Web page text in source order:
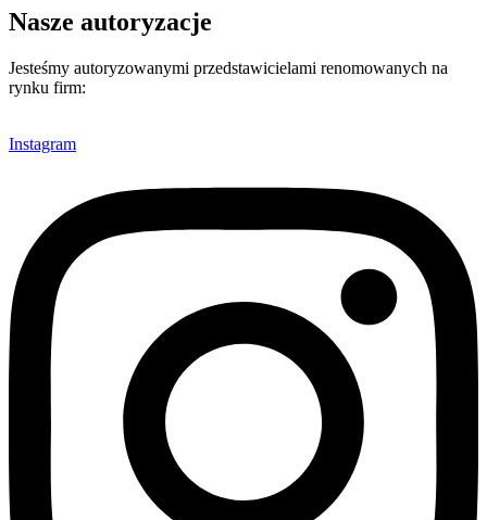
Nasze autoryzacje
Jesteśmy autoryzowanymi przedstawicielami renomowanych na
rynku firm:
Instagram